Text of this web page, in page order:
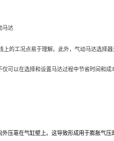
马达
的工况点易于理解。此外， 气动马达选择
以在选择和设置马达过程中节省时间和成
压靠在气缸壁上。这导致形成用于膨胀气